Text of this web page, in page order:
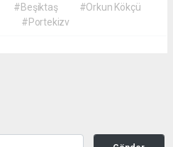
#Beşiktaş
#Orkun Kökçü
#Portekizv